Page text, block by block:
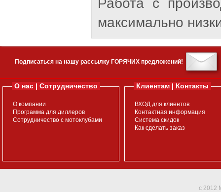
Работа с
максимально
Подписаться на нашу рассылку ГОРЯЧИХ предложений!
О нас | Сотрудничество
О компании
Программа для диллеров
Сотрудничество с мотоклубами
Клиентам | Контакты
ВХОД для клиентов
Контактная информация
Система скидок
Как сделать заказ
c 2012